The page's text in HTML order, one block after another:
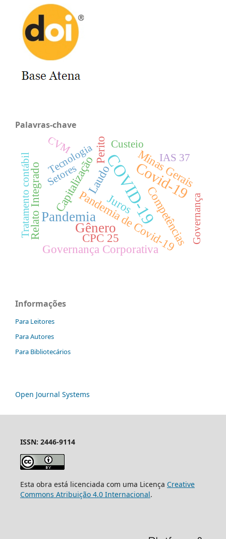
Palavras-chave
COVID-19Covid-19
Gênero
PandemiaPandemia de Covid-19
Capitalização Juros
Laudo
Perito
Competências
Minas Gerais
Relato Integrado CPC 25
Governança Corporativa
Governança
Custeio
Tecnologia
Setores
Tratamento contábil IAS 37
CVM
Informações
Para Leitores
Para Autores
Para Bibliotecários
Open Journal Systems
ISSN: 2446-9114
Esta obra está licenciada com uma Licença Creative
Commons Atribuição 4.0 Internacional.